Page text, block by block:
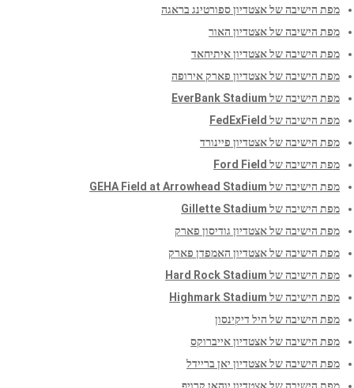
מפת הישיבה של אצטדיון ספורטינג בראגה
מפת הישיבה של אצטדיון האור
מפת הישיבה של אצטדיון איתיחאד
מפת הישיבה של אצטדיון פארק אירופה
מפת הישיבה של EverBank Stadium
מפת הישיבה של FedExField
מפת הישיבה של אצטדיון פיינורד
מפת הישיבה של Ford Field
מפת הישיבה של GEHA Field at Arrowhead Stadium
מפת הישיבה של Gillette Stadium
מפת הישיבה של אצטדיון גודיסון פארק
מפת הישיבה של אצטדיון האמפדן פארק
מפת הישיבה של Hard Rock Stadium
מפת הישיבה של Highmark Stadium
מפת הישיבה של היל דיקינסון
מפת הישיבה של אצטדיון אייברוקס
מפת הישיבה של אצטדיון יאן בריידל